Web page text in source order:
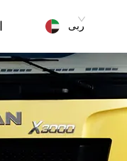
عربى